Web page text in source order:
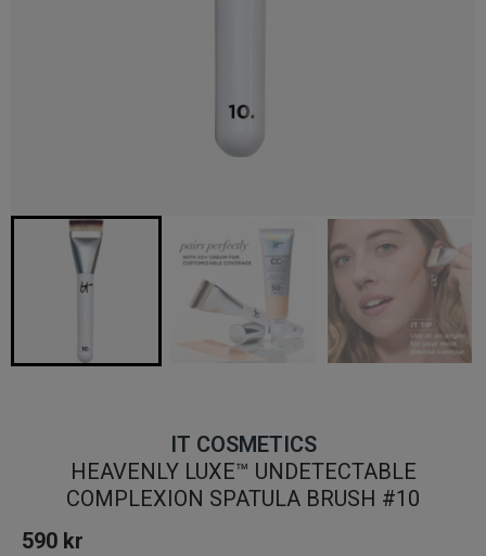
IT COSMETICS
HEAVENLY LUXE™ UNDETECTABLE
COMPLEXION SPATULA BRUSH #10
590 kr